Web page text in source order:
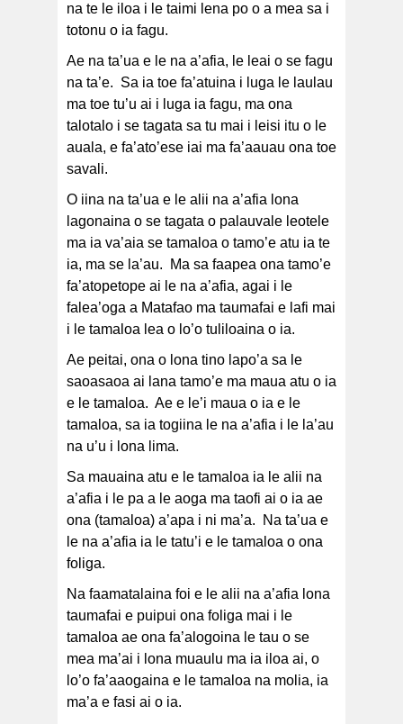
na te le iloa i le taimi lena po o a mea sa i
totonu o ia fagu.
Ae na ta’ua e le na a’afia, le leai o se fagu
na ta’e. Sa ia toe fa’atuina i luga le laulau
ma toe tu’u ai i luga ia fagu, ma ona
talotalo i se tagata sa tu mai i leisi itu o le
auala, e fa’ato’ese iai ma fa’aauau ona toe
savali.
O iina na ta’ua e le alii na a’afia lona
lagonaina o se tagata o palauvale leotele
ma ia va’aia se tamaloa o tamo’e atu ia te
ia, ma se la’au. Ma sa faapea ona tamo’e
fa’atopetope ai le na a’afia, agai i le
falea’oga a Matafao ma taumafai e lafi mai
i le tamaloa lea o lo’o tuliloaina o ia.
Ae peitai, ona o lona tino lapo’a sa le
saoasaoa ai lana tamo’e ma maua atu o ia
e le tamaloa. Ae e le’i maua o ia e le
tamaloa, sa ia togiina le na a’afia i le la’au
na u’u i lona lima.
Sa mauaina atu e le tamaloa ia le alii na
a’afia i le pa a le aoga ma taofi ai o ia ae
ona (tamaloa) a’apa i ni ma’a. Na ta’ua e
le na a’afia ia le tatu’i e le tamaloa o ona
foliga.
Na faamatalaina foi e le alii na a’afia lona
taumafai e puipui ona foliga mai i le
tamaloa ae ona fa’alogoina le tau o se
mea ma’ai i lona muaulu ma ia iloa ai, o
lo’o fa’aaogaina e le tamaloa na molia, ia
ma’a e fasi ai o ia.